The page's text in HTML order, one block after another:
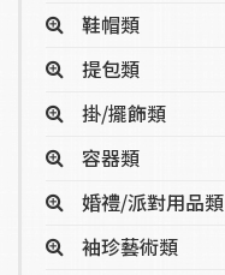
鞋帽類
提包類
掛/擺飾類
容器類
婚禮/派對用品類
袖珍藝術類